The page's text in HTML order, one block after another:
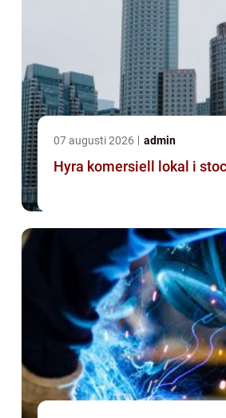
07 augusti 2026 admin
Hyra komersiell lokal i